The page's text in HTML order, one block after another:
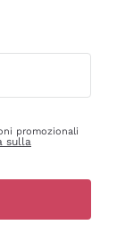
promozionali
sulla